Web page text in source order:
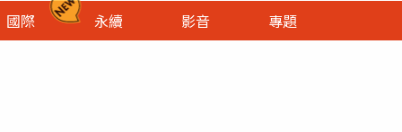
國際 永續 影音 專題